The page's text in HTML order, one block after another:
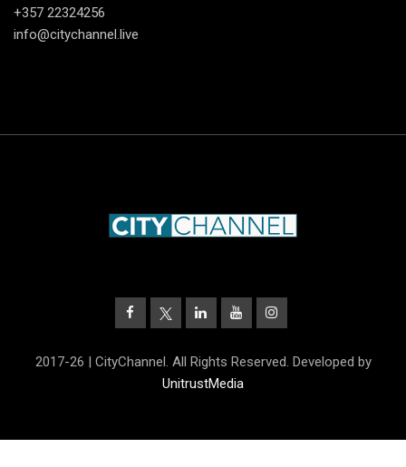
+357 22324256
info@citychannel.live
2017-26 | CityChannel. All Rights Reserved. Developed by
UnitrustMedia